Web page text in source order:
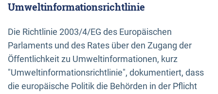
Umweltinformationsrichtlinie
Die Richtlinie 2003/4/EG des Europäischen
Parlaments und des Rates über den Zugang der
Öffentlichkeit zu Umweltinformationen, kurz
"Umweltinformationsrichtlinie", dokumentiert, dass
die europäische Politik die Behörden in der Pflicht